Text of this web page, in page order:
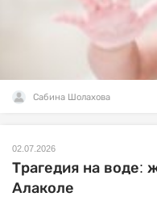
Сабина Шолахова
02.07.2026
Трагедия на воде:
Алаколе